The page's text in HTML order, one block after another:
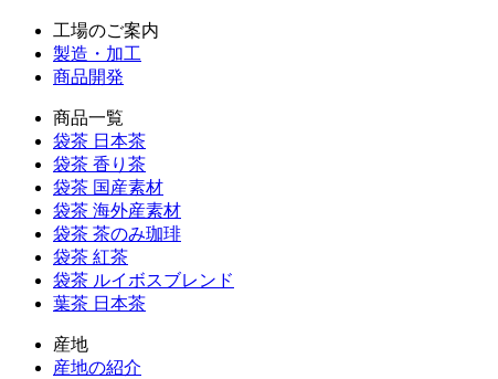
工場のご案内
製造・加工
商品開発
商品一覧
袋茶 日本茶
袋茶 香り茶
袋茶 国産素材
袋茶 海外産素材
袋茶 茶のみ珈琲
袋茶 紅茶
袋茶 ルイボスブレンド
葉茶 日本茶
産地
産地の紹介